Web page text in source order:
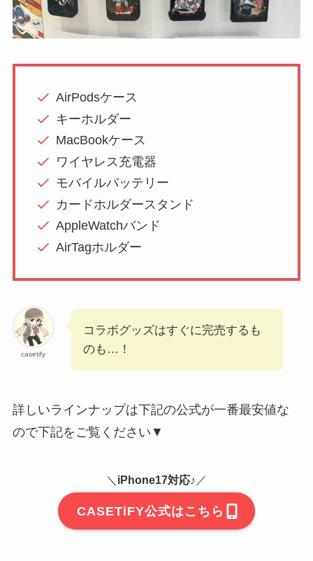
AirPodsケース
キーホルダー
MacBookケース
ワイヤレス充電器
モバイルバッテリー
カードホルダースタンド
AppleWatchバンド
AirTagホルダー
casetify
コラボグッズはすぐに完売するも
のも…！
詳しいラインナップは下記の公式が一番最安値な
ので下記をご覧ください▼
＼ iPhone17対応♪ ／
CASETiFY公式はこちら